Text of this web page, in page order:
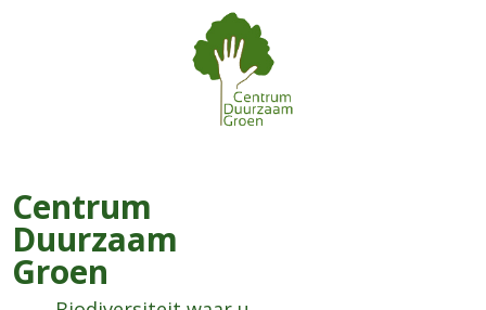
Centrum
Duurzaam
Groen